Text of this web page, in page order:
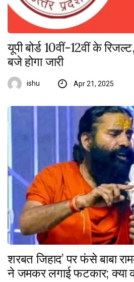
यूपी बोर्ड 10वीं-12वीं के
बजे होगा जारी
ishu Apr 21, 2025
शरबत जिहाद’ पर फंसे बाबा
ने जमकर लगाई फटकार; क्या